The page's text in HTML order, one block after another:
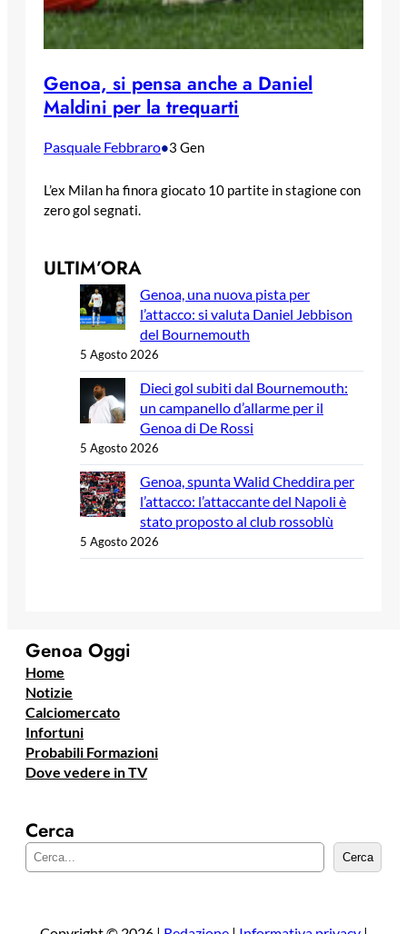
Genoa, si pensa anche a Daniel
Maldini per la trequarti
Pasquale Febbraro•3 Gen
L’ex Milan ha finora giocato 10 partite in stagione con
zero gol segnati.
ULTIM’ORA
Genoa, una nuova pista per
l’attacco: si valuta Daniel Jebbison
del Bournemouth
5 Agosto 2026
Dieci gol subiti dal Bournemouth:
un campanello d’allarme per il
Genoa di De Rossi
5 Agosto 2026
Genoa, spunta Walid Cheddira per
l’attacco: l’attaccante del Napoli è
stato proposto al club rossoblù
5 Agosto 2026
Genoa Oggi
Home
Notizie
Calciomercato
Infortuni
Probabili Formazioni
Dove vedere in TV
Cerca
e
Cerca